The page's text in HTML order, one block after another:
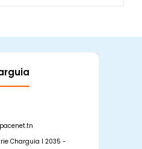
Charguia I 2035 -